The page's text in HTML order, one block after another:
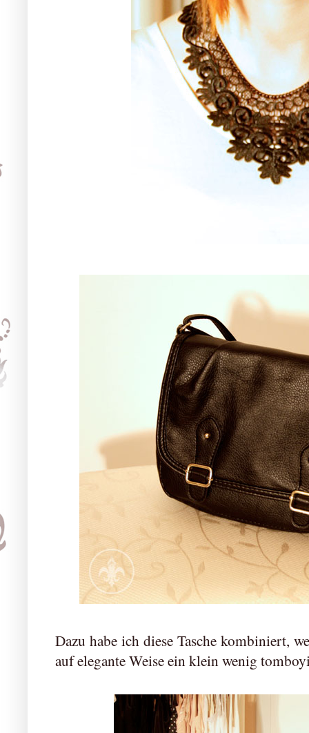
Dazu habe ich diese Tasche kombiniert,
auf elegante Weise ein klein wenig